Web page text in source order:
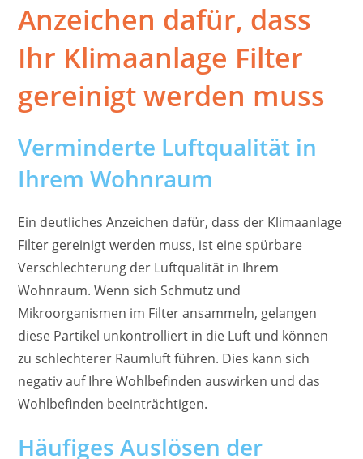
Anzeichen dafür, dass
Ihr Klimaanlage Filter
gereinigt werden muss
Verminderte Luftqualität in
Ihrem Wohnraum
Ein deutliches Anzeichen dafür, dass der Klimaanlage
Filter gereinigt werden muss, ist eine spürbare
Verschlechterung der Luftqualität in Ihrem
Wohnraum. Wenn sich Schmutz und
Mikroorganismen im Filter ansammeln, gelangen
diese Partikel unkontrolliert in die Luft und können
zu schlechterer Raumluft führen. Dies kann sich
negativ auf Ihre Wohlbefinden auswirken und das
Wohlbefinden beeinträchtigen.
Häufiges Auslösen der